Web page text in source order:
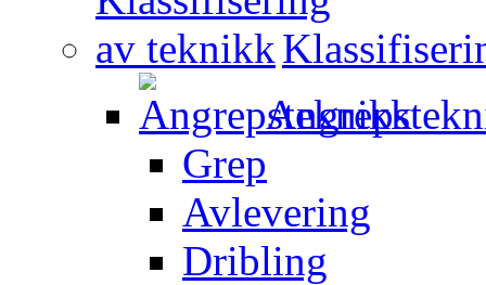
Grep
Avlevering
Dribling